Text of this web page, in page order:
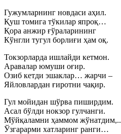
Гужумларнинг новдаси аҳил.
Қуш томига тўкилар япроқ…
Қора анжир ғўраларининг
Кўнгли тугул борлиғи ҳам оқ.
Токзорларда ишлайди кетмон.
Аравалар юмуши оғир.
Озиб кетди эшаклар… жарчи –
Яйловлардан ғиротни чақир.
Гул мойидан шўрва пиширдим.
Асал бўлди нокзор гулчанги.
Мўйқаламни ҳаммом жўнатдим,..
Ўзгарарми хатларинг ранги…